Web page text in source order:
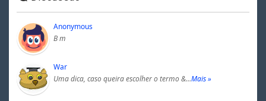
Anonymous
B m
War
Uma dica, caso queira escolher o termo &…Mais »